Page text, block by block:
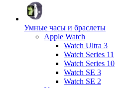
Умные часы и браслеты
Apple Watch
Watch Ultra 3
Watch Series 11
Watch Series 10
Watch SE 3
Watch SE 2